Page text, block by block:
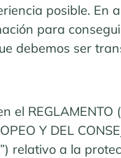
posible. En
para
debemos ser
el REGLAMENTO
Y DEL
relativo a la